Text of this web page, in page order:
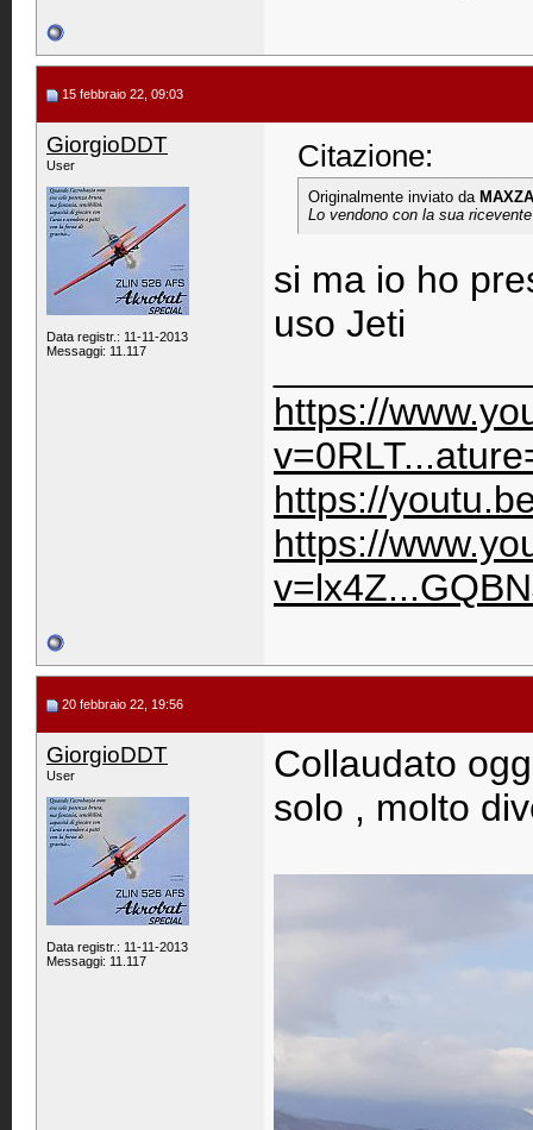
15 febbraio 22, 09:03
GiorgioDDT
User
Data registr.: 11-11-2013
Messaggi: 11.117
Citazione:
Originalmente inviato da
Lo vendono con la sua
si ma io ho
uso Jeti
https://
https://
https://
20 febbraio 22, 19:56
GiorgioDDT
User
Data registr.: 11-11-2013
Messaggi: 11.117
Collaudato
solo , molto